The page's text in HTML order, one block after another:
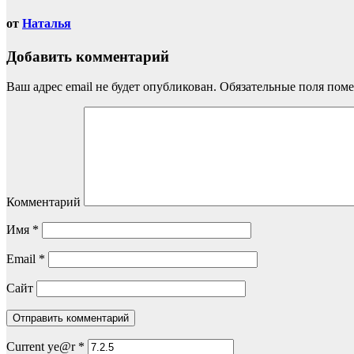
от Наталья
Добавить комментарий
Ваш адрес email не будет опубликован. Обязательные поля
Комментарий
Имя *
Email *
Сайт
Current ye@r *